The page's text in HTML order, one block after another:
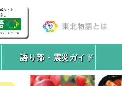
語り部・震災ガイド